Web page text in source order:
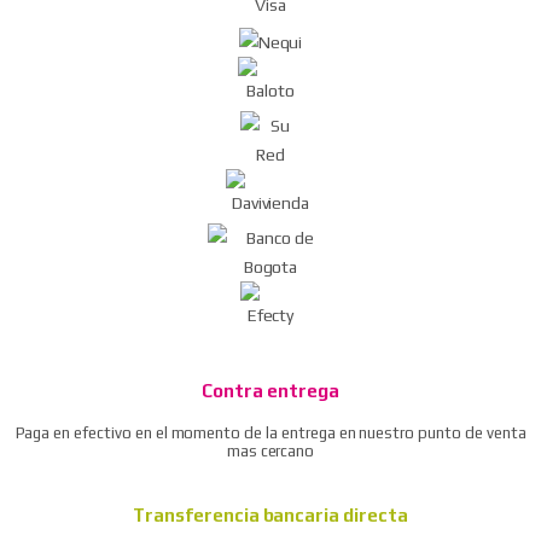
Pistola de aire dg-10 compresor/soplador del
Ratchet neumático / llave de trinquete de aire
Remachadora neumática
Taladro reversible neumático 3/8″
Contra entrega
Paga en efectivo en el momento de la entrega en nuestro punto de venta
mas cercano
Transferencia bancaria directa